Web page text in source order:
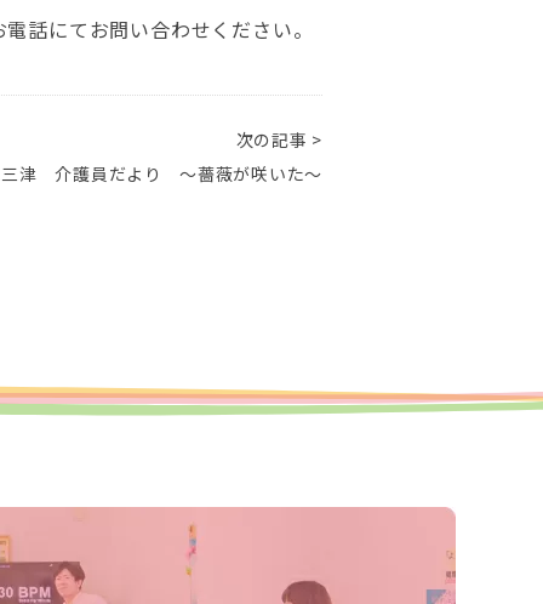
話にてお問い合わせください。
次の記事 >
三津 介護員だより ～薔薇が咲いた～